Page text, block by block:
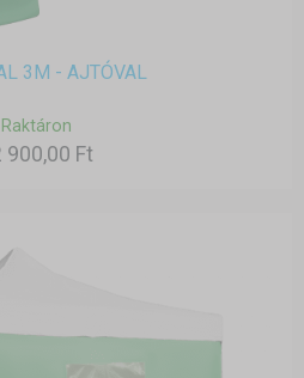
3M - AJTÓVAL
Raktáron
900,00 Ft